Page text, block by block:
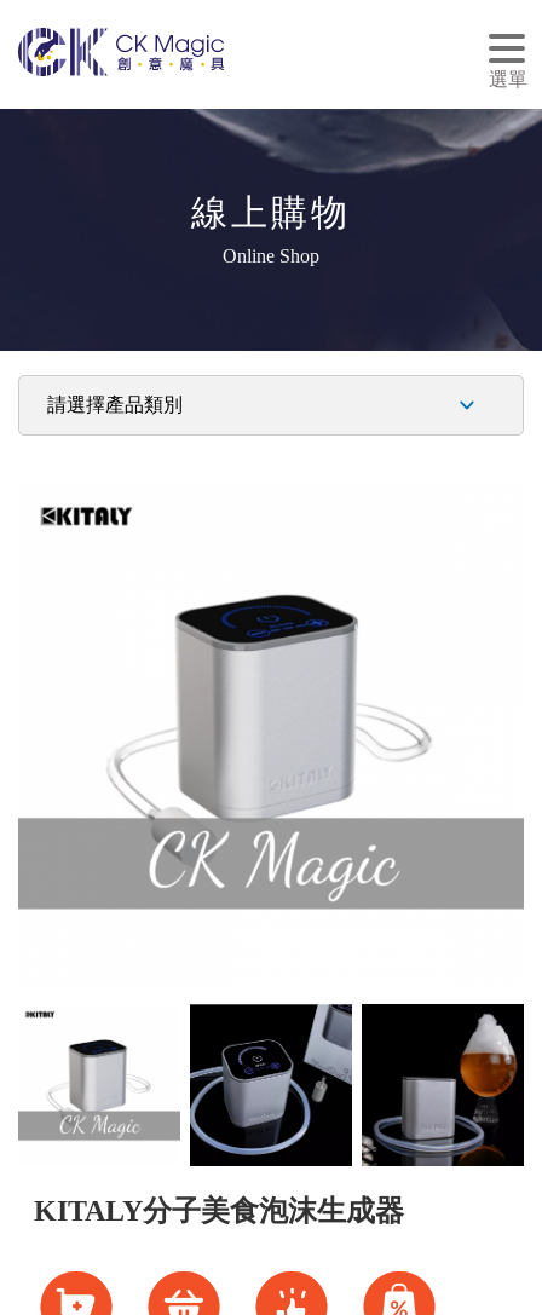
選單
線上購物
Online Shop
KITALY分子美食泡沫生成器